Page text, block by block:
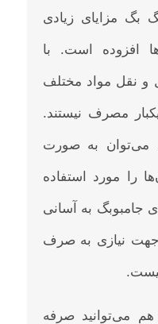
بگ مزایای زیادی
افزوده است. با
و نقل مواد مختلف
مصرف نیستند.
می‌توان به صورت
را مورد استفاده
جامبوبگ به آسانی
جهت نیازی به صرف
می‌توانید صرفه